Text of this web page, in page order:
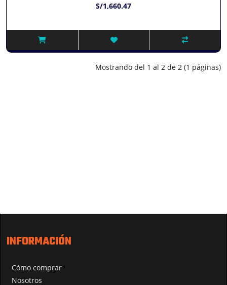
S/1,660.47
Mostrando del 1 al 2 de 2 (1 páginas)
INFORMACIÓN
Cómo comprar
Nosotros